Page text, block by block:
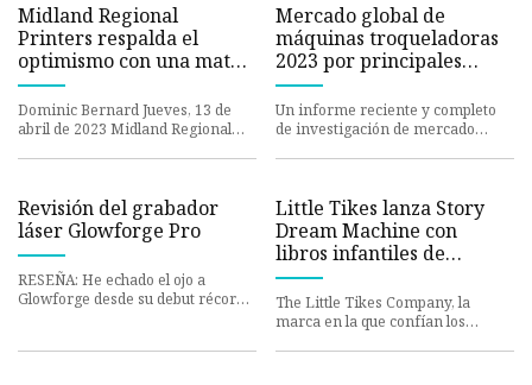
Midland Regional
Printers respalda el
optimismo con una matriz
de £450.000
Dominic Bernard Jueves, 13 de
abril de 2023 Midland Regional
Mercado global de
máquinas troqueladoras
2023 por principales
actores
Un informe reciente y completo
de investigación de mercado
Revisión del grabador
láser Glowforge Pro
RESEÑA: He echado el ojo a
Glowforge desde su debut récord
Little Tikes lanza Story
Dream Machine con
libros infantiles de
Random House para
fomentar la
alfabetización infantil
The Little Tikes Company, la
marca en la que confían los